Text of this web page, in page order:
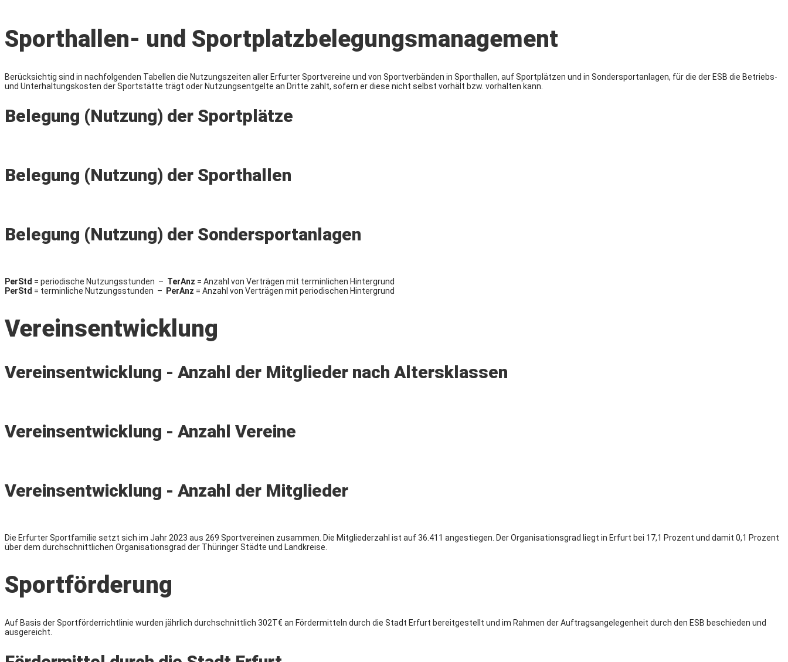
Sporthallen- und Sportplatzbelegungsmanagement
Berücksichtig sind in nachfolgenden Tabellen die Nutzungszeiten aller Erfurter Sportvereine und von Sportverbänden in Sporthallen, auf Sportplätzen und in Sondersportanlagen, für die der ESB die Betriebs-
und Unterhaltungskosten der Sportstätte trägt oder Nutzungsentgelte an Dritte zahlt, sofern er diese nicht selbst vorhält bzw. vorhalten kann.
Belegung (Nutzung) der Sportplätze
Belegung (Nutzung) der Sporthallen
Belegung (Nutzung) der Sondersportanlagen
PerStd = periodische Nutzungsstunden – TerAnz = Anzahl von Verträgen mit terminlichen Hintergrund
PerStd = terminliche Nutzungsstunden – PerAnz = Anzahl von Verträgen mit periodischen Hintergrund
Vereinsentwicklung
Vereinsentwicklung - Anzahl der Mitglieder nach Altersklassen
Vereinsentwicklung - Anzahl Vereine
Vereinsentwicklung - Anzahl der Mitglieder
Die Erfurter Sportfamilie setzt sich im Jahr 2023 aus 269 Sportvereinen zusammen. Die Mitgliederzahl ist auf 36.411 angestiegen. Der Organisationsgrad liegt in Erfurt bei 17,1 Prozent und damit 0,1 Prozent
über dem durchschnittlichen Organisationsgrad der Thüringer Städte und Landkreise.
Sportförderung
Auf Basis der Sportförderrichtlinie wurden jährlich durchschnittlich 302T€ an Fördermitteln durch die Stadt Erfurt bereitgestellt und im Rahmen der Auftragsangelegenheit durch den ESB beschieden und
ausgereicht.